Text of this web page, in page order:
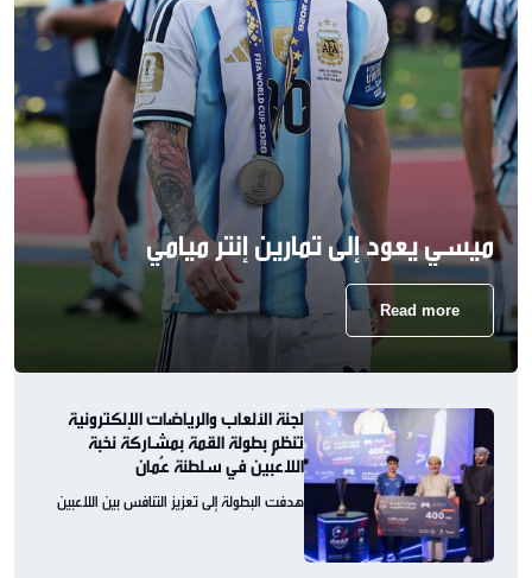
ميسي يعود إلى تمارين إنتر ميامي
Read more
لجنة الألعاب والرياضات الإلكترونية
تنظم بطولة القمة بمشاركة نخبة
اللاعبين في سلطنة عُمان
هدفت البطولة إلى تعزيز التنافس بين اللاعبين